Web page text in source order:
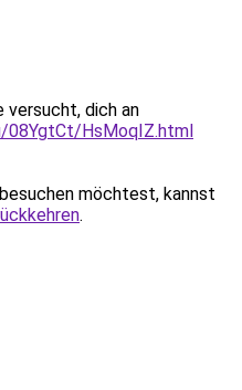
versucht, dich an
08YgtCt/HsMoqIZ.html
möchtest, kannst
.